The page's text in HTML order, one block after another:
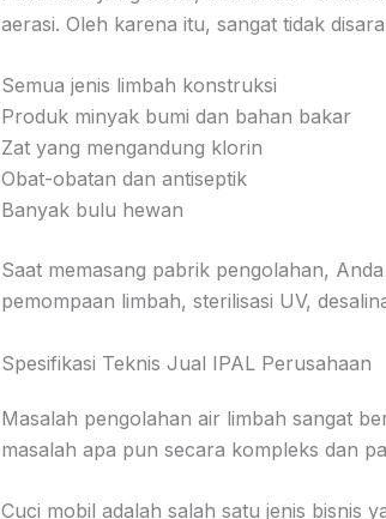
aerasi. Oleh karena itu, sangat tidak
Semua jenis limbah konstruksi
Produk minyak bumi dan bahan bakar
Zat yang mengandung klorin
Obat-obatan dan antiseptik
Banyak bulu hewan
Saat memasang pabrik pengolahan,
pemompaan limbah, sterilisasi UV,
Spesifikasi Teknis Jual IPAL Perusahaan
Masalah pengolahan air limbah sangat
masalah apa pun secara kompleks dan
Cuci mobil adalah salah satu jenis bisnis